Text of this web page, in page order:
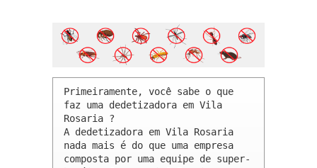
Primeiramente, você sabe o que
faz uma dedetizadora em Vila
Rosaria ?
A dedetizadora em Vila Rosaria
nada mais é do que uma empresa
composta por uma equipe de super-